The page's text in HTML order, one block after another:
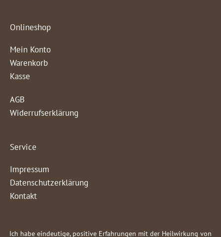
Onlineshop
Mein Konto
Warenkorb
Kasse
AGB
Widerrufserklärung
Service
Impressum
Datenschutzerklärung
Kontakt
Ich habe eindeutige, positive Erfahrungen mit der Heilwirkung von